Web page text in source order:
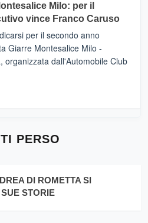
Milo: per il
vince Franco Caruso
per il secondo anno
Giarre Montesalice Milo -
organizzata dall'Automobile Club
PERSO
DI ROMETTA SI
STORIE